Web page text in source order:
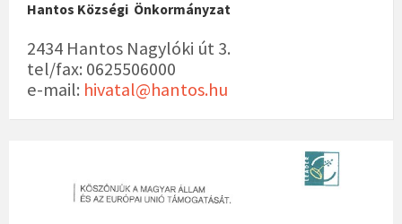
Hantos Községi Önkormányzat
2434 Hantos Nagylóki út 3.
tel/fax: 0625506000
e-mail: hivatal@hantos.hu